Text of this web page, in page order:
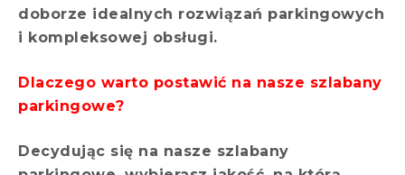
doborze idealnych rozwiązań parkingowych
i kompleksowej obsługi.
Dlaczego warto postawić na nasze szlabany
parkingowe?
Decydując się na nasze szlabany